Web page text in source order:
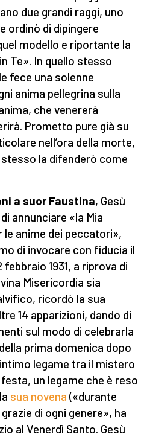
due grandi raggi, uno
ordinò di dipingere
modello e riportante la
Te». In quello stesso
fece una solenne
anima pellegrina sulla
che venererà
Prometto pure già su
nell’ora della morte,
la difenderò come
a suor Faustina, Gesù
annunciare «la Mia
le anime dei peccatori»,
di invocare con fiducia il
1931, a riprova di
Misericordia sia
ricordò la sua
14 apparizioni, dando di
sul modo di celebrarla
prima domenica dopo
legame tra il mistero
un legame che è reso
sua novena («durante
di ogni genere», ha
al Venerdì Santo. Gesù